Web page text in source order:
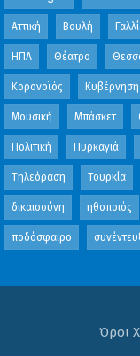
Αττική Βουλή
ΗΠΑ Θέατρο
Κορονοϊός Κυβέρνηση
Μουσική Μπάσκετ
Πολιτική Πυρκαγιά
Τηλεόραση Τουρκία
δικαιοσύνη ηθοποιός
ποδόσφαιρο
Όροι